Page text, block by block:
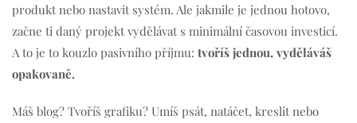
produkt nebo nastavit systém. Ale jakmile je jednou hotovo,
začne ti daný projekt vydělávat s minimální časovou investicí.
A to je to kouzlo pasivního příjmu: tvoříš jednou, vyděláváš
opakovaně.
Máš blog? Tvoříš grafiku? Umíš psát, natáčet, kreslit nebo